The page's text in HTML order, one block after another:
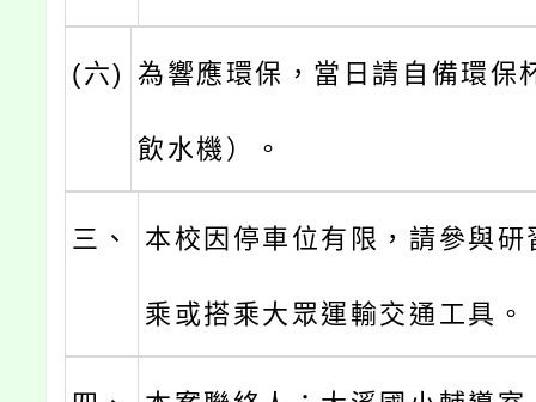
(六) 為響應環保，當日請自備環保
飲水機）。
三、 本校因停車位有限，請參與
乘或搭乘大眾運輸交通工具。